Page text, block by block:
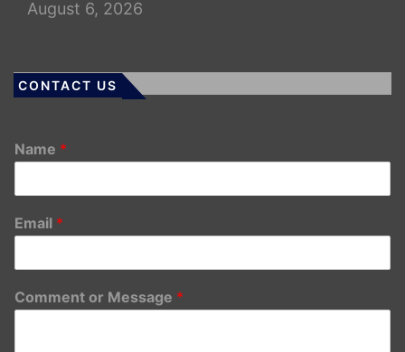
August 6, 2026
CONTACT US
Name *
Email *
Comment or Message *